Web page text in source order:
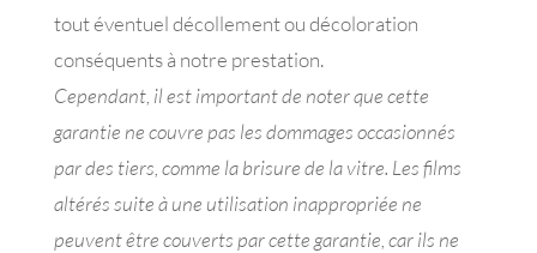
tout éventuel décollement ou décoloration
conséquents à notre prestation.
Cependant, il est important de noter que cette
garantie ne couvre pas les dommages occasionnés
par des tiers, comme la brisure de la vitre. Les films
altérés suite à une utilisation inappropriée ne
peuvent être couverts par cette garantie, car ils ne